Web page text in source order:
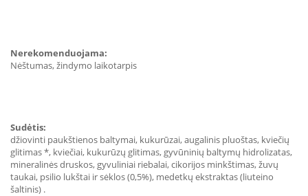
Nerekomenduojama:
Nėštumas, žindymo laikotarpis
Sudėtis:
džiovinti paukštienos baltymai, kukurūzai, augalinis pluoštas, kviečių
glitimas *, kviečiai, kukurūzų glitimas, gyvūninių baltymų hidrolizatas,
mineralinės druskos, gyvuliniai riebalai, cikorijos minkštimas, žuvų
taukai, psilio lukštai ir sėklos (0,5%), medetkų ekstraktas (liuteino
šaltinis) .